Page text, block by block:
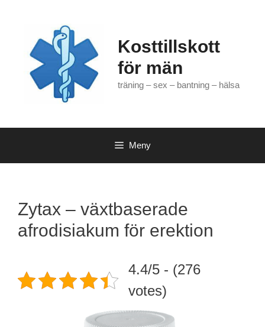
Kosttillskott
för män
träning – sex – bantning – hälsa
Meny
Zytax – växtbaserade
afrodisiakum för erektion
4.4/5 - (276
votes)